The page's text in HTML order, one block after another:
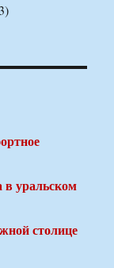
в уральском
столице